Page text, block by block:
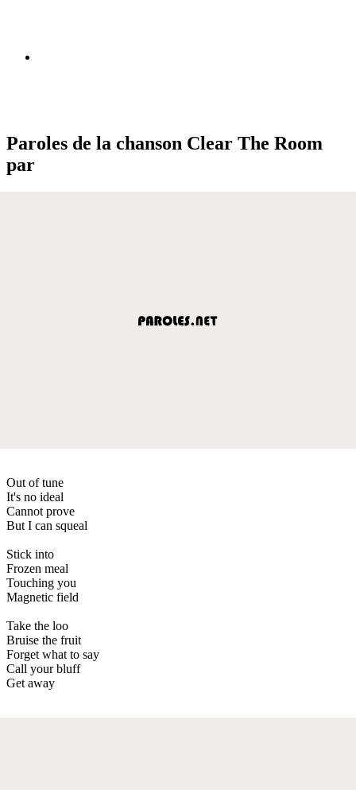
Paroles de la chanson Clear The Room
par
Out of tune
It's no ideal
Cannot prove
But I can squeal
Stick into
Frozen meal
Touching you
Magnetic field
Take the loo
Bruise the fruit
Forget what to say
Call your bluff
Get away